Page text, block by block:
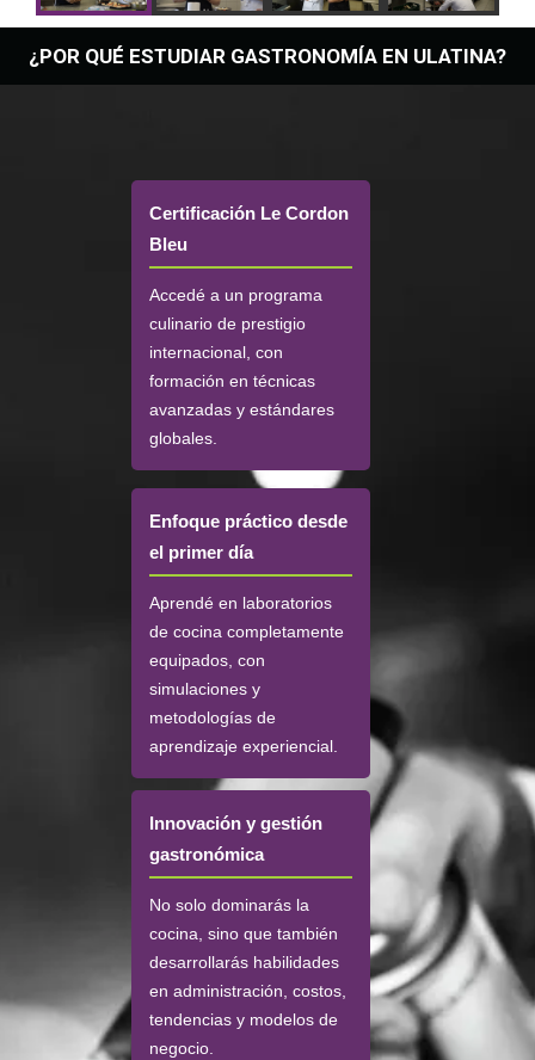
¿POR QUÉ ESTUDIAR GASTRONOMÍA EN ULATINA?
Certificación Le Cordon
Bleu
Accedé a un programa
culinario de prestigio
internacional, con
formación en técnicas
avanzadas y estándares
globales.
Enfoque práctico desde
el primer día
Aprendé en laboratorios
de cocina completamente
equipados, con
simulaciones y
metodologías de
aprendizaje experiencial.
Innovación y gestión
gastronómica
No solo dominarás la
cocina, sino que también
desarrollarás habilidades
en administración, costos,
tendencias y modelos de
negocio.